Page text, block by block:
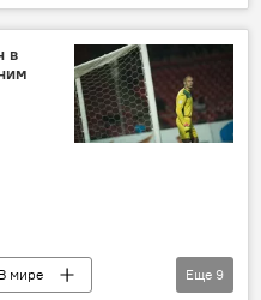
по футболу
в
В мире
Еще 9